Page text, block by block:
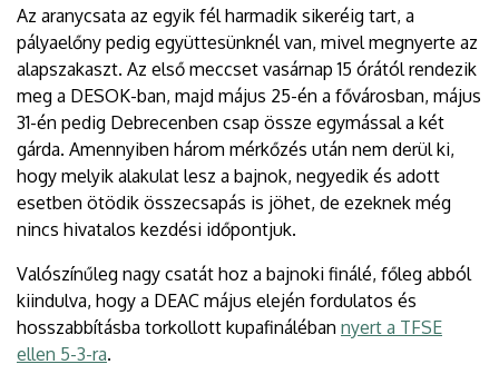
Az aranycsata az egyik fél harmadik sikeréig tart, a
pályaelőny pedig együttesünknél van, mivel megnyerte az
alapszakaszt. Az első meccset vasárnap 15 órától rendezik
meg a DESOK-ban, majd május 25-én a fővárosban, május
31-én pedig Debrecenben csap össze egymással a két
gárda. Amennyiben három mérkőzés után nem derül ki,
hogy melyik alakulat lesz a bajnok, negyedik és adott
esetben ötödik összecsapás is jöhet, de ezeknek még
nincs hivatalos kezdési időpontjuk.
Valószínűleg nagy csatát hoz a bajnoki finálé, főleg abból
kiindulva, hogy a DEAC május elején fordulatos és
hosszabbításba torkollott kupafináléban nyert a TFSE
ellen 5-3-ra.